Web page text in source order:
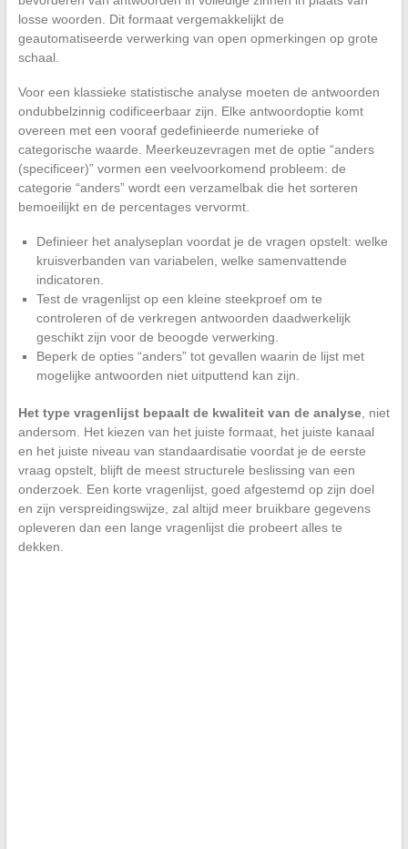
losse woorden. Dit formaat vergemakkelijkt de
geautomatiseerde verwerking van open opmerkingen op grote
schaal.
Voor een klassieke statistische analyse moeten de antwoorden
ondubbelzinnig codificeerbaar zijn. Elke antwoordoptie komt
overeen met een vooraf gedefinieerde numerieke of
categorische waarde. Meerkeuzevragen met de optie “anders
(specificeer)” vormen een veelvoorkomend probleem: de
categorie “anders” wordt een verzamelbak die het sorteren
bemoeilijkt en de percentages vervormt.
Definieer het analyseplan voordat je de vragen opstelt: welke
kruisverbanden van variabelen, welke samenvattende
indicatoren.
Test de vragenlijst op een kleine steekproef om te
controleren of de verkregen antwoorden daadwerkelijk
geschikt zijn voor de beoogde verwerking.
Beperk de opties “anders” tot gevallen waarin de lijst met
mogelijke antwoorden niet uitputtend kan zijn.
Het type vragenlijst bepaalt de kwaliteit van de analyse, niet
andersom. Het kiezen van het juiste formaat, het juiste kanaal
en het juiste niveau van standaardisatie voordat je de eerste
vraag opstelt, blijft de meest structurele beslissing van een
onderzoek. Een korte vragenlijst, goed afgestemd op zijn doel
en zijn verspreidingswijze, zal altijd meer bruikbare gegevens
opleveren dan een lange vragenlijst die probeert alles te
dekken.